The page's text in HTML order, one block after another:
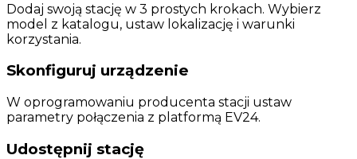
Dodaj swoją stację w 3 prostych krokach. Wybierz
model z katalogu, ustaw lokalizację i warunki
korzystania.
Skonfiguruj urządzenie
W oprogramowaniu producenta stacji ustaw
parametry połączenia z platformą EV24.
Udostępnij stację